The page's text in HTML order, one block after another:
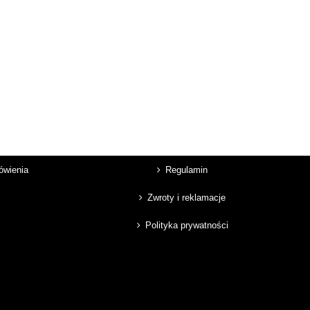
Regulamin
Zwroty i reklamacje
Polityka prywatności